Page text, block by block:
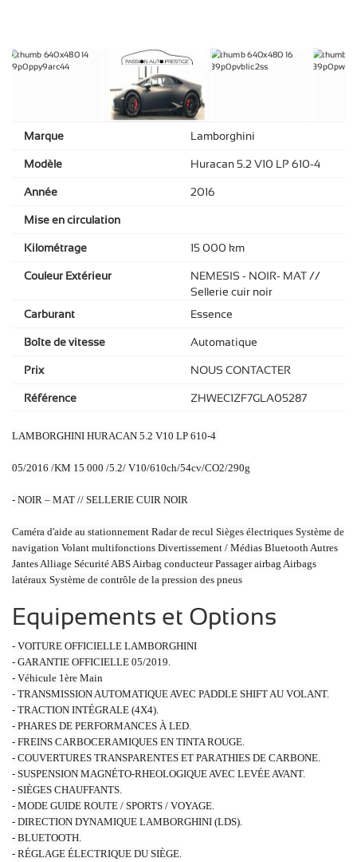
Marque Lamborghini
Modèle Huracan 5.2 V10 LP 610-4
Année 2016
Mise en circulation
Kilométrage 15 000 km
Couleur Extérieur
NEMESIS - NOIR- MAT //
Sellerie cuir noir
Carburant
Essence
Boîte de vitesse Automatique
Prix NOUS CONTACTER
Référence ZHWEC1ZF7GLA05287
LAMBORGHINI HURACAN 5.2 V10 LP 610-4
05/2016 /KM 15 000 /5.2/ V10/610ch/54cv/CO2/290g
- NOIR – MAT // SELLERIE CUIR NOIR
Caméra d'aide au stationnement Radar de recul Sièges électriques Système de
navigation Volant multifonctions Divertissement / Médias Bluetooth Autres
Jantes Alliage Sécurité ABS Airbag conducteur Passager airbag Airbags
latéraux Système de contrôle de la pression des pneus
Equipements et Options
- VOITURE OFFICIELLE LAMBORGHINI
- GARANTIE OFFICIELLE 05/2019.
- Véhicule 1ère Main
- TRANSMISSION AUTOMATIQUE AVEC PADDLE SHIFT AU VOLANT.
- TRACTION INTÉGRALE (4X4).
- PHARES DE PERFORMANCES À LED.
- FREINS CARBOCERAMIQUES EN TINTA ROUGE.
- COUVERTURES TRANSPARENTES ET PARATHIES DE CARBONE.
- SUSPENSION MAGNÉTO-RHEOLOGIQUE AVEC LEVÉE AVANT.
- SIÈGES CHAUFFANTS.
- MODE GUIDE ROUTE / SPORTS / VOYAGE.
- DIRECTION DYNAMIQUE LAMBORGHINI (LDS).
- BLUETOOTH.
- RÉGLAGE ÉLECTRIQUE DU SIÈGE.